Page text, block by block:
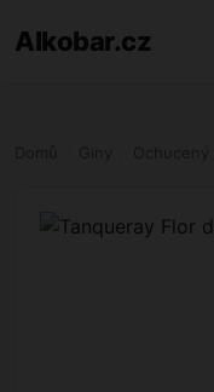
Alkobar.cz